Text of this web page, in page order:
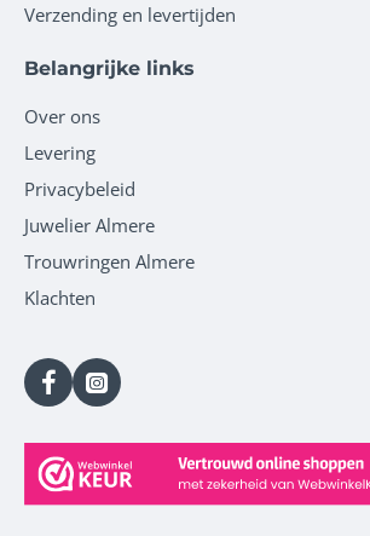
Verzending en levertijden
Belangrijke links
Over ons
Levering
Privacybeleid
Juwelier Almere
Trouwringen Almere
Klachten